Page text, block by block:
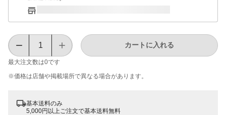
最大注文数は0です
カートに入れる
※価格は​店舗や​掲載場所で​異なる​場合が​あります。
基本送料のみ
5,000円以上ご注文で基本送料無料